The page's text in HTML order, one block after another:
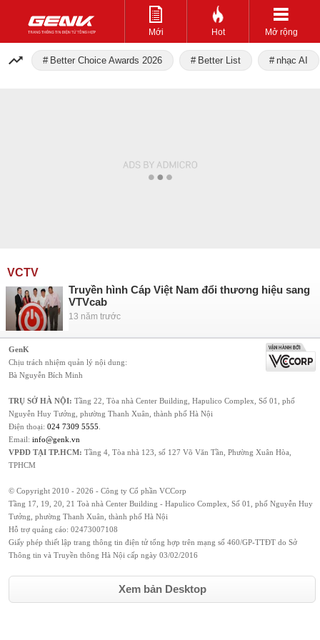
Mới Hot Mở rộng
Better Choice Awards 2026 Better List nhạc AI
VCTV
Truyền hình Cáp Việt Nam đổi thương hiệu sang
VTVcab
13 năm trước
GenK
Chịu trách nhiệm quản lý nội dung:
Bà Nguyễn Bích Minh
TRỤ SỞ HÀ NỘI: Tầng 22, Tòa nhà Center Building, Hapulico Complex, Số 01, phố
Nguyễn Huy Tưởng, phường Thanh Xuân, thành phố Hà Nội
Điện thoại: 024 7309 5555
Email: info@genk.vn
VPĐD TẠI TP.HCM: Tầng 4, Tòa nhà 123, số 127 Võ Văn Tần, Phường Xuân Hòa,
TPHCM
© Copyright 2010 - 2026 - Công ty Cổ phần VCCorp
Tầng 17, 19, 20, 21 Toà nhà Center Building - Hapulico Complex, Số 01, phố Nguyễn Huy
Tưởng, phường Thanh Xuân, thành phố Hà Nội
Hỗ trợ quảng cáo: 02473007108
Giấy phép thiết lập trang thông tin điện tử tổng hợp trên mạng số 460/GP-TTĐT do Sở
Thông tin và Truyền thông Hà Nội cấp ngày 03/02/2016
Xem bản Desktop